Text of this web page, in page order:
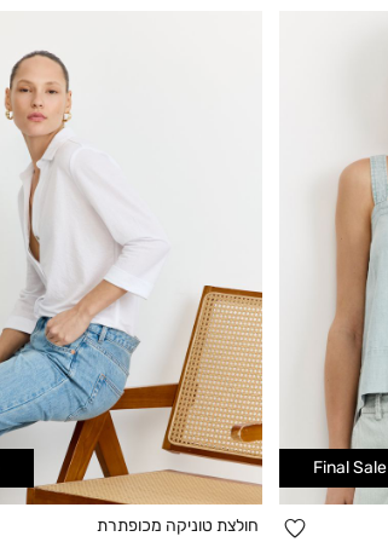
Final Sale
הוספהחולצת טוניקה מכופתרת